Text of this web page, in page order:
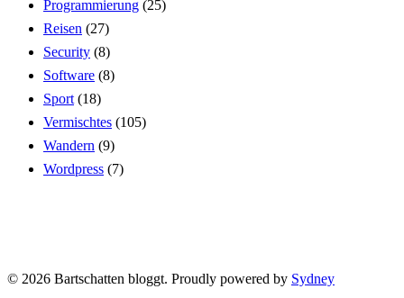
Programmierung (25)
Reisen (27)
Security (8)
Software (8)
Sport (18)
Vermischtes (105)
Wandern (9)
Wordpress (7)
© 2026 Bartschatten bloggt. Proudly powered by Sydney